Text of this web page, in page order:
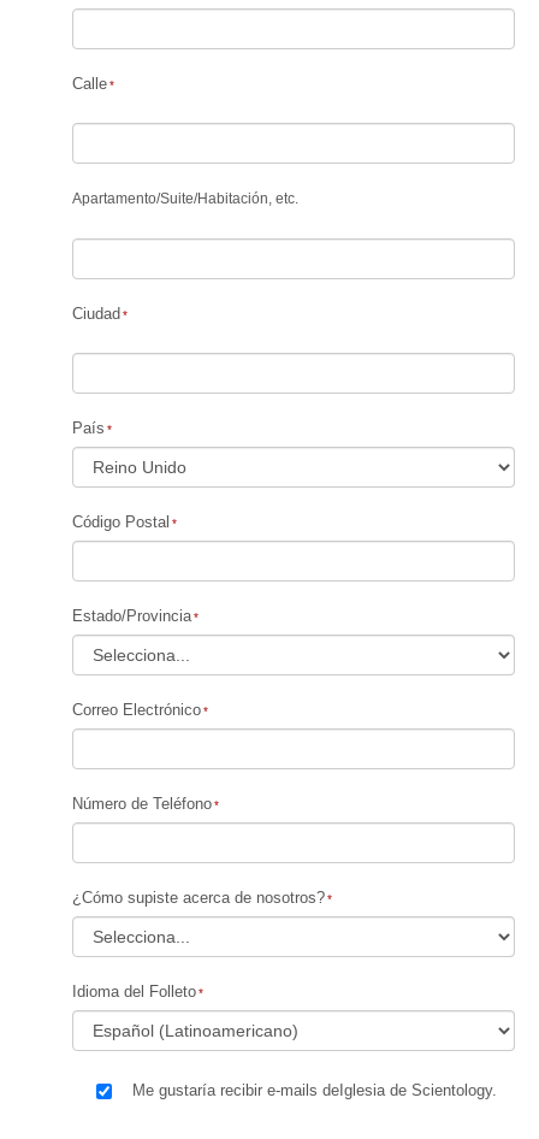
Calle
Apartamento/Suite/Habitación, etc.
Ciudad
País
Código Postal
Estado/Provincia
Correo Electrónico
Número de Teléfono
¿Cómo supiste acerca de nosotros?
Idioma del Folleto
Me gustaría recibir e-mails deIglesia de Scientology.